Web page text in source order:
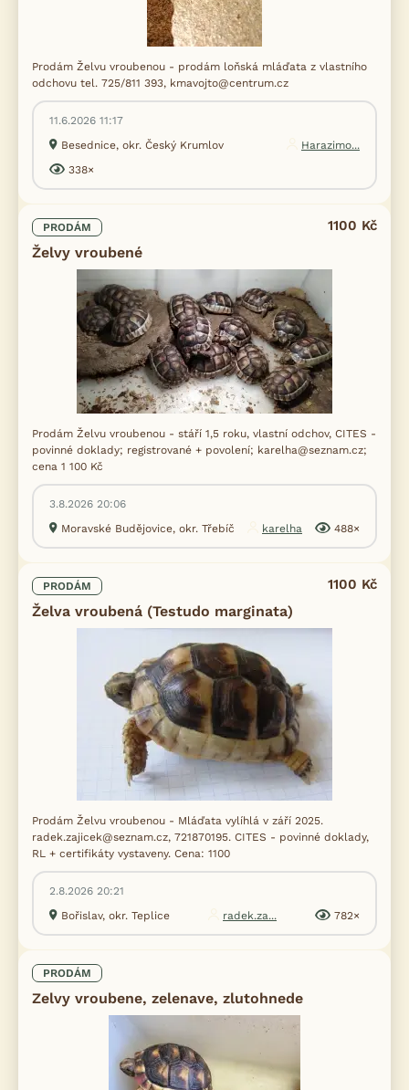
Prodám Želvu vroubenou - prodám loňská mláďata z vlastního
odchovu tel. 725/811 393, kmavojto@centrum.cz
11.6.2026 11:17
Besednice, okr. Český Krumlov
Harazimo...
338×
PRODÁM
Želvy vroubené
1100 Kč
Prodám Želvu vroubenou - stáří 1,5 roku, vlastní odchov, CITES -
povinné doklady; registrované + povolení; karelha@seznam.cz;
cena 1 100 Kč
3.8.2026 20:06
Moravské Budějovice, okr. Třebíč
karelha 488×
PRODÁM
Želva vroubená (Testudo marginata)
1100 Kč
Prodám Želvu vroubenou - Mláďata vylíhlá v září 2025.
radek.zajicek@seznam.cz, 721870195. CITES - povinné doklady,
RL + certifikáty vystaveny. Cena: 1100
2.8.2026 20:21
Bořislav, okr. Teplice
radek.za... 782×
PRODÁM
Zelvy vroubene, zelenave, zlutohnede